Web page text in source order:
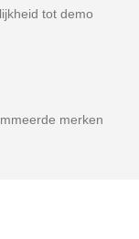
tot demo
merken